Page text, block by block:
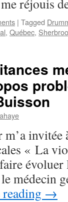
réjouis
| Tagged
, Québec,
invitée
« La
évoluer
médecin
→